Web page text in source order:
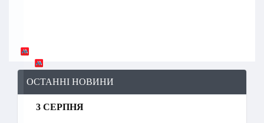
ОСТАННІ НОВИНИ
3 СЕРПНЯ